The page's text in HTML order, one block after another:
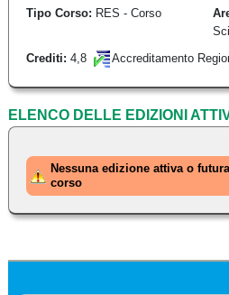
Tipo Corso: RES - Corso
Crediti:4,8 Accreditamento
ELENCO DELLE EDIZIONI
Nessuna edizione attiva o
corso